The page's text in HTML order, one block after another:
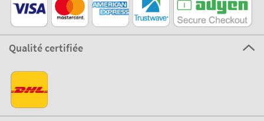
Qualité certifiée